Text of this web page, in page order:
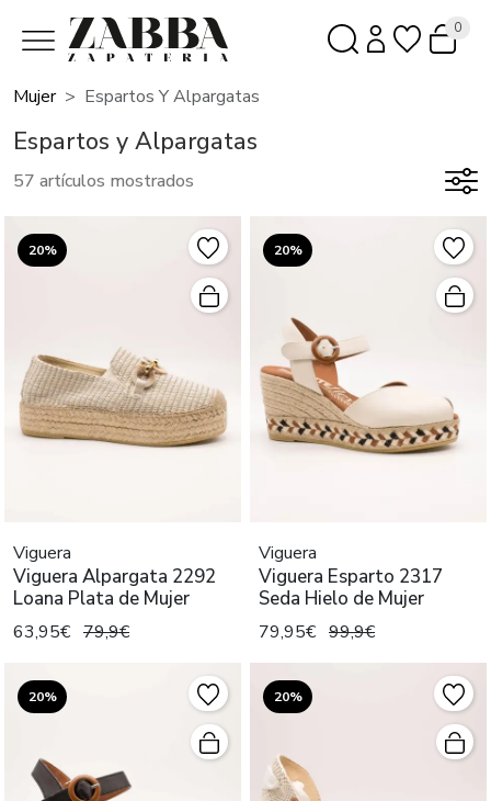
0
Mujer Espartos Y Alpargatas
Espartos y Alpargatas
57 artículos mostrados
20%
Viguera
Viguera Alpargata 2292
Loana Plata de Mujer
63,95€ 79,9€
20%
Viguera
Viguera Esparto 2317
Seda Hielo de Mujer
79,95€ 99,9€
20% 20%